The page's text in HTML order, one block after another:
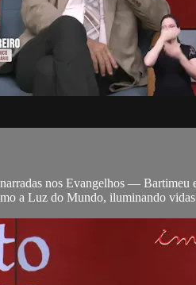
nos Evangelhos —
a Luz do Mundo, iluminando